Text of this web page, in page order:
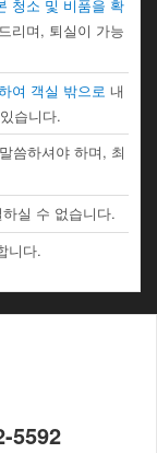
청소 및 비품을 확
리며, 퇴실이 가능
여 객실 밖으로 내
습니다.
씀하셔야 하며, 최
실 수 없습니다.
니다.
5592